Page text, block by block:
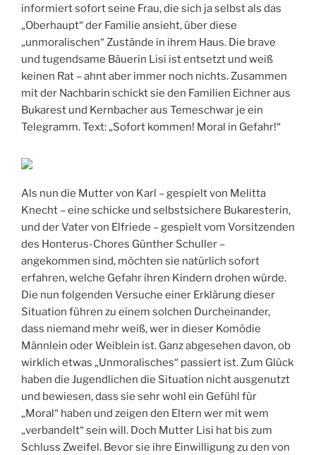
informiert sofort seine Frau, die sich ja selbst als das
„Oberhaupt“ der Familie ansieht, über diese
„unmoralischen“ Zustände in ihrem Haus. Die brave
und tugendsame Bäuerin Lisi ist entsetzt und weiß
keinen Rat – ahnt aber immer noch nichts. Zusammen
mit der Nachbarin schickt sie den Familien Eichner aus
Bukarest und Kernbacher aus Temeschwar je ein
Telegramm. Text: „Sofort kommen! Moral in Gefahr!“
Als nun die Mutter von Karl – gespielt von Melitta
Knecht – eine schicke und selbstsichere Bukaresterin,
und der Vater von Elfriede – gespielt vom Vorsitzenden
des Honterus-Chores Günther Schuller –
angekommen sind, möchten sie natürlich sofort
erfahren, welche Gefahr ihren Kindern drohen würde.
Die nun folgenden Versuche einer Erklärung dieser
Situation führen zu einem solchen Durcheinander,
dass niemand mehr weiß, wer in dieser Komödie
Männlein oder Weiblein ist. Ganz abgesehen davon, ob
wirklich etwas „Unmoralisches“ passiert ist. Zum Glück
haben die Jugendlichen die Situation nicht ausgenutzt
und bewiesen, dass sie sehr wohl ein Gefühl für
„Moral“ haben und zeigen den Eltern wer mit wem
„verbandelt“ sein will. Doch Mutter Lisi hat bis zum
Schluss Zweifel. Bevor sie ihre Einwilligung zu den von